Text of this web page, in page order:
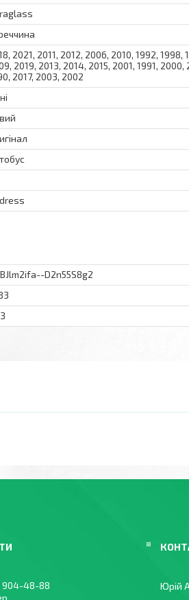
2021, 2011, 2012, 2006, 2010, 1992, 1998,
2019, 2013, 2014, 2015, 2001, 1991,
2017, 2003, 2002
D2n55S8g2
904-48-88
Юрій